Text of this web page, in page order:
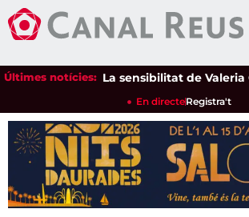
Últimes notícies:La sensibilitat de Valeria
En directeRegistra't